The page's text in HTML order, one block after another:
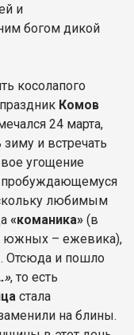
и
богом дикой
косолапого
Комов
24 марта,
и встречать
угощение
пробуждающемуся
любимым
«команика» (в
южных – ежевика),
. Отсюда и пошло
, то есть
стала
на блины.